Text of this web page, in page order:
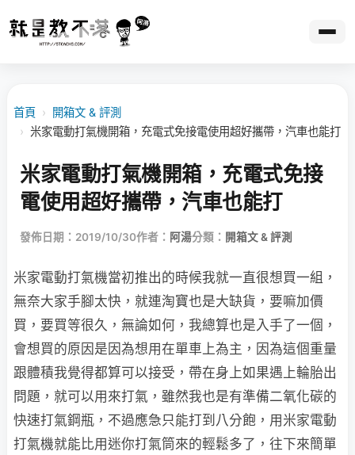
首頁 ›
開箱文 & 評測
› 米家電動打氣機開箱，充電式免接電使用超好攜帶，汽車也能打
米家電動打氣機開箱，充電式免接
電使用超好攜帶，汽車也能打
發佈日期：2019/10/30作者： 阿湯分類： 開箱文 & 評測
米家電動打氣機當初推出的時候我就一直很想買一組，
無奈大家手腳太快，就連淘寶也是大缺貨，要嘛加價
買，要買等很久，無論如何，我總算也是入手了一個，
會想買的原因是因為想用在單車上為主，因為這個重量
跟體積我覺得都算可以接受，帶在身上如果遇上輪胎出
問題，就可以用來打氣，雖然我也是有準備二氧化碳的
快速打氣鋼瓶，不過應急只能打到八分飽，用米家電動
打氣機就能比用迷你打氣筒來的輕鬆多了，往下來簡單